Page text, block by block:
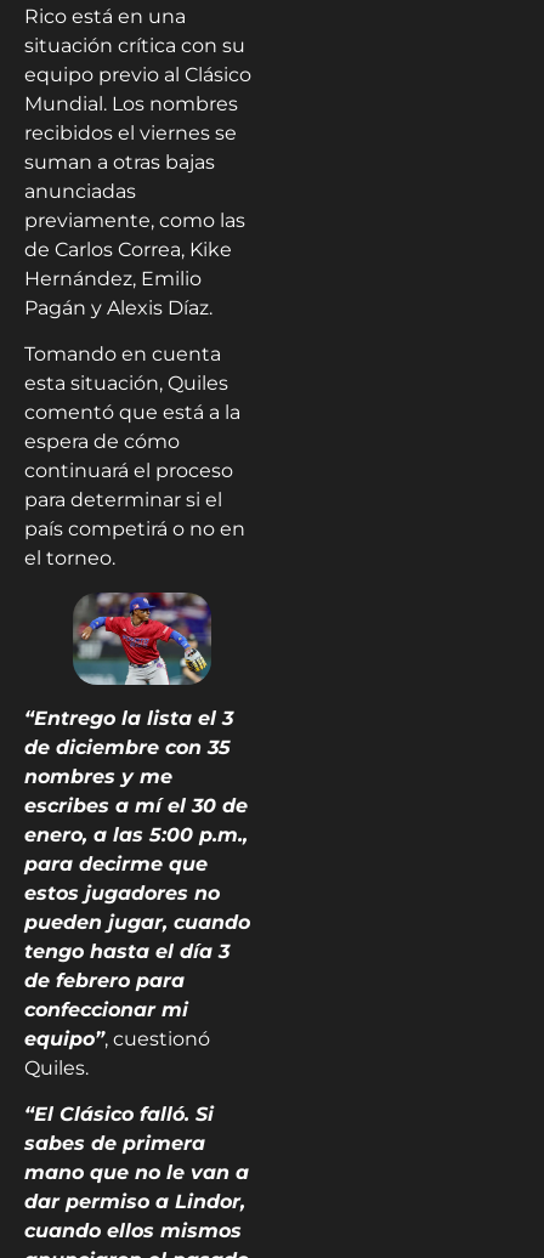
Rico está en una
situación crítica con su
equipo previo al Clásico
Mundial. Los nombres
recibidos el viernes se
suman a otras bajas
anunciadas
previamente, como las
de Carlos Correa, Kike
Hernández, Emilio
Pagán y Alexis Díaz.
Tomando en cuenta
esta situación, Quiles
comentó que está a la
espera de cómo
continuará el proceso
para determinar si el
país competirá o no en
el torneo.
“Entrego la lista el 3
de diciembre con 35
nombres y me
escribes a mí el 30 de
enero, a las 5:00 p.m.,
para decirme que
estos jugadores no
pueden jugar, cuando
tengo hasta el día 3
de febrero para
confeccionar mi
equipo”, cuestionó
Quiles.
“El Clásico falló. Si
sabes de primera
mano que no le van a
dar permiso a Lindor,
cuando ellos mismos